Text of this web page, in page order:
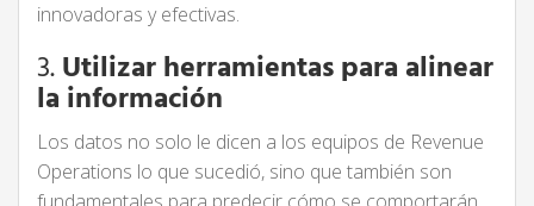
innovadoras y efectivas.
3.Utilizar herramientas para alinear
la información
Los datos no solo le dicen a los equipos de Revenue
Operations lo que sucedió, sino que también son